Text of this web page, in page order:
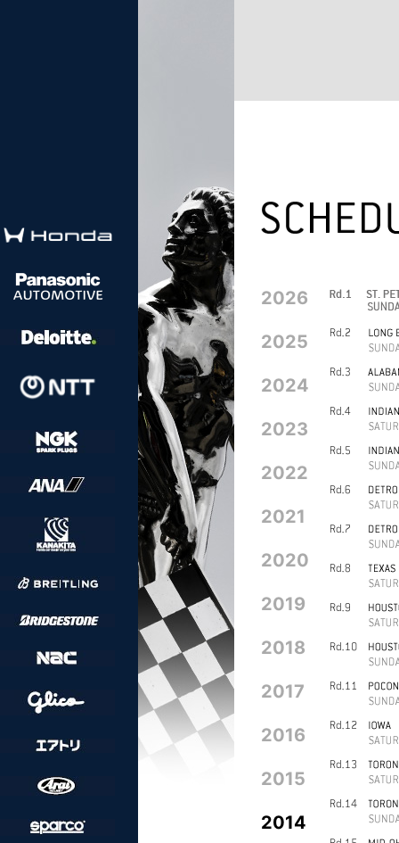
2026
2025
2024
2023
2022
2021
2020
2019
2018
2017
2016
2015
2014